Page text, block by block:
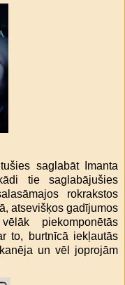
saglabāt Imanta
tie saglabājušies
rokrakstos
atsevišķos gadījumos
piekomponētās
to, burtnīcā iekļautās
un vēl joprojām